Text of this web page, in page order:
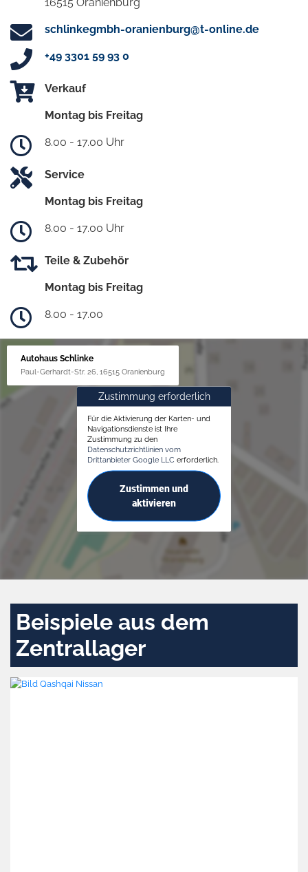
schlinkegmbh-oranienburg@t-online.de
+49 3301 59 93 0
Verkauf
Montag bis Freitag
8.00 - 17.00 Uhr
Service
Montag bis Freitag
8.00 - 17.00 Uhr
Teile & Zubehör
Montag bis Freitag
8.00 - 17.00
Autohaus Schlinke
Paul-Gerhardt-Str. 26, 16515 Oranienburg
Zustimmung erforderlich
Für die Aktivierung der Karten- und
Navigationsdienste ist Ihre
Zustimmung zu den
Datenschutzrichtlinien vom
Drittanbieter Google LLC erforderlich.
Zustimmen und
aktivieren
Beispiele aus dem
Zentrallager